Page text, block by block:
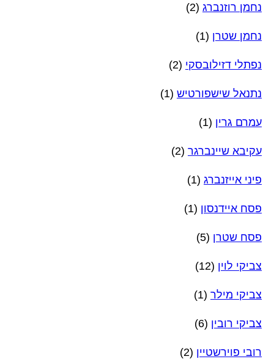
נחמן רוזנברג (2)
נחמן שטרן (1)
נפתלי דזילובסקי (2)
נתנאל שישפורטיש (1)
עמרם גרין (1)
עקיבא שיינברגר (2)
פיני אייזנברג (1)
פסח איידנסון (1)
פסח שטרן (5)
צביקי לוין (12)
צביקי מילר (1)
צביקי רובין (6)
רובי פוירשטיין (2)